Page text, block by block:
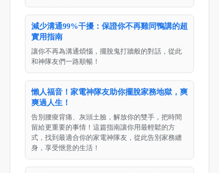
減少溝通99%干擾：保證你不再雞同鴨講的超
實用指南
讓你不再為溝通煩惱，擺脫鬼打牆般的對話，從此
和神隊友們一路順暢！
懶人福音！家電神隊友助你擺脫家務地獄，爽
爽過人生！
告別腰痠背痛、灰頭土臉，解放你的雙手，把時間
留給更重要的事情！這篇指南讓你用最輕鬆的方
式，找到最適合你的家電神隊友，從此告別家務纏
身，享受愜意的生活！